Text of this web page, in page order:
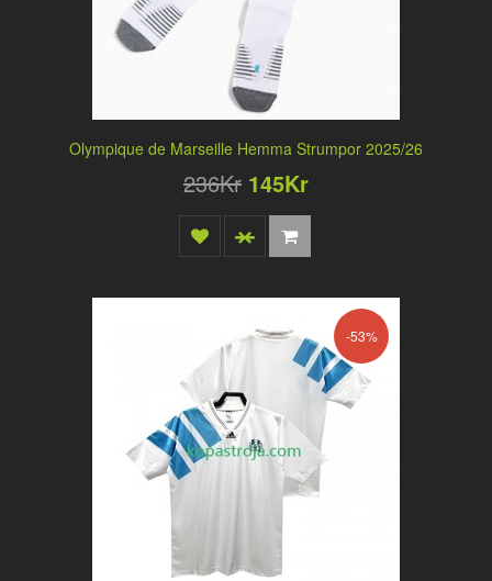
Olympique de Marseille Hemma Strumpor 2025/26
236Kr 145Kr
-53%